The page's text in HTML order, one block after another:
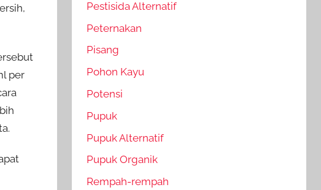
per
Pestisida Alternatif
Peternakan
Pisang
Pohon Kayu
Potensi
Pupuk
Pupuk Alternatif
Pupuk Organik
Rempah-rempah